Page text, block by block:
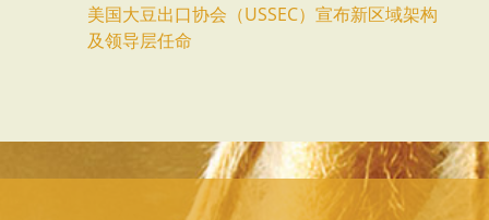
美国大豆出口协会（USSEC）宣布新区域架构
及领导层任命